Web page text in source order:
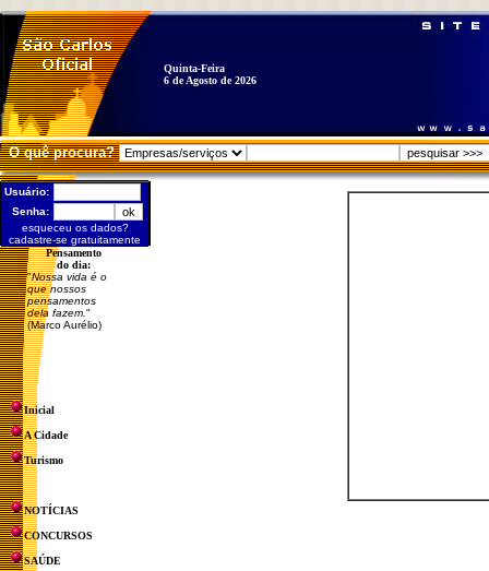
Quinta-Feira
6 de Agosto de 2026
O quê procura?
Usuário:
Senha:
esqueceu os dados?
cadastre-se gratuitamente
Pensamento
do dia:
"Nossa vida é o
que nossos
pensamentos
dela fazem. "
(Marco Aurélio)
Inicial
A Cidade
Turismo
NOTÍCIAS
CONCURSOS
SAÚDE